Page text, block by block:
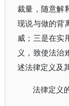
裁量，随意解
现说与做的背
威；三是在实
义，致使法治
述法律定义及
法律定义